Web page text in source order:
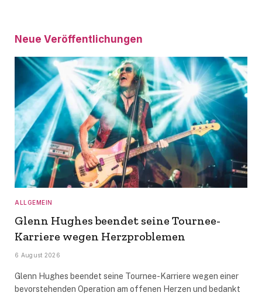
Neue Veröffentlichungen
ALLGEMEIN
Glenn Hughes beendet seine Tournee-
Karriere wegen Herzproblemen
6 August 2026
Glenn Hughes beendet seine Tournee-Karriere wegen einer
bevorstehenden Operation am offenen Herzen und bedankt